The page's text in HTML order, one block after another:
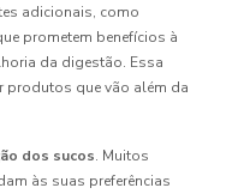
adicionais, como
prometem benefícios à
da digestão. Essa
produtos que vão além da
dos sucos. Muitos
às suas preferências